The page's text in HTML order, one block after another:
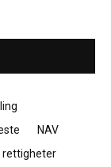
NAV
rettigheter